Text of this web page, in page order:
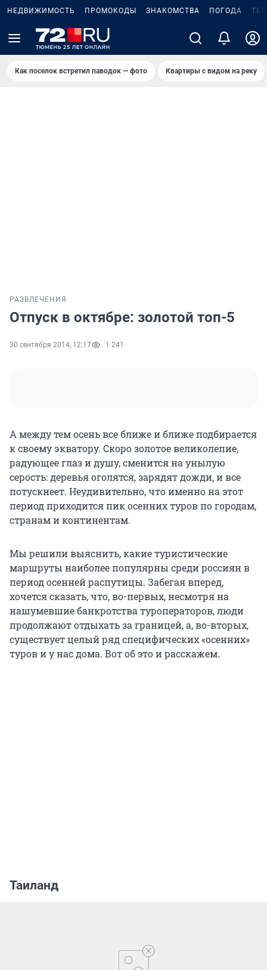
НЕДВИЖИМОСТЬ ПРОМОКОДЫ ЗНАКОМСТВА ПОГОДА
Как поселок встретил паводок — фото Квартиры с видом на реку
РАЗВЛЕЧЕНИЯ
Отпуск в октябре: золотой топ-5
30 сентября 2014, 12:17 1 241
А между тем осень все ближе и ближе подбирается
к своему экватору. Скоро золотое великолепие,
радующее глаз и душу, сменится на унылую
серость: деревья оголятся, зарядят дожди, и все
потускнеет. Неудивительно, что именно на этот
период приходится пик осенних туров по городам,
странам и континентам.
Мы решили выяснить, какие туристические
маршруты наиболее популярны среди россиян в
период осенней распутицы. Забегая вперед,
хочется сказать, что, во-первых, несмотря на
нашумевшие банкротства туроператоров, люди
продолжают отдыхать за границей, а, во-вторых,
существует целый ряд специфических «осенних»
туров и у нас дома. Вот об это и расскажем.
Таиланд